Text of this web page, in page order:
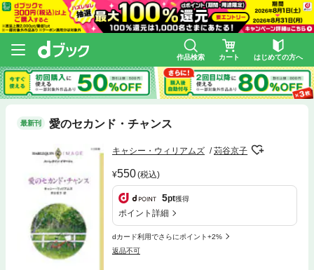
作品検索 カート はじめての方へ
最新刊 愛のセカンド・チャンス
キャシー・ウィリアムズ 苅谷京子
550(税込)
5pt獲得
ポイント詳細
dカード利用でさらにポイント+2%
返品不可